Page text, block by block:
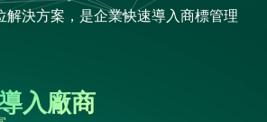
解決方案，是企業快速導入商標管理
入廠商